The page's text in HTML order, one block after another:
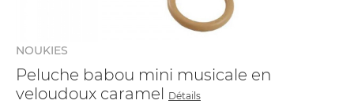
NOUKIES
Peluche babou mini musicale en
veloudoux caramel Détails